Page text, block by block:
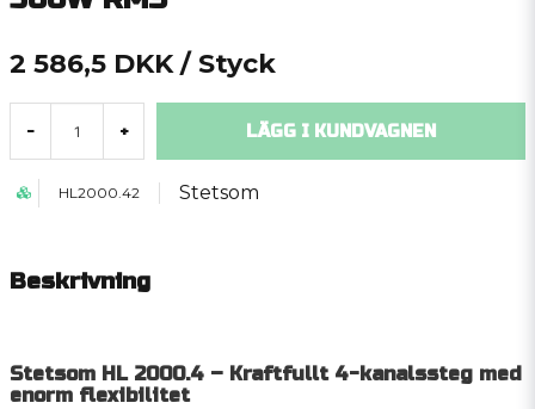
2 586,5 DKK / Styck
- + LÄGG I KUNDVAGNEN
HL2000.42 Stetsom
Beskrivning
Stetsom HL 2000.4 – Kraftfullt 4-kanalssteg med
enorm flexibilitet